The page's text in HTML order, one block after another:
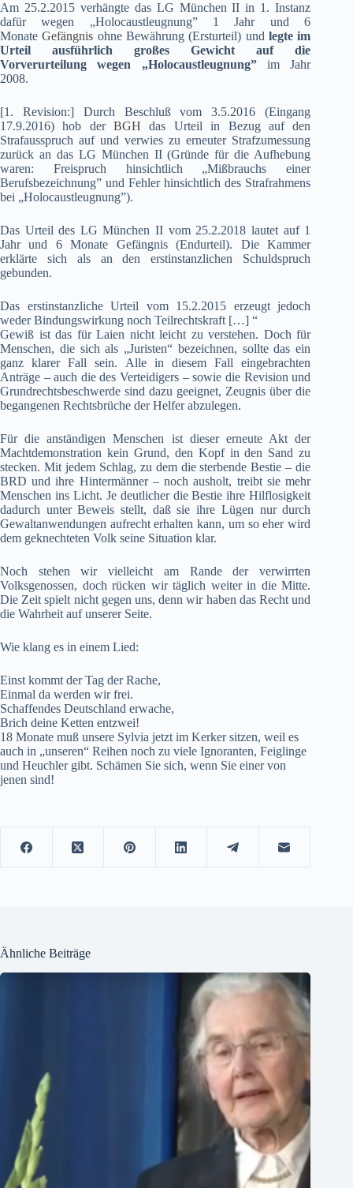
Am 25.2.2015 verhängte das LG München II in 1. Instanz
dafür wegen „Holocaustleugnung” 1 Jahr und 6
MonateGefängnis ohne Bewährung (Ersturteil) und legteim
Urteil ausführlich
großes Gewicht auf die
Vorverurteilung
wegen „Holocaustleugnung”im Jahr
2008.
[1. Revision:] Durch Beschluß vom 3.5.2016 (Eingang
17.9.2016) hob derBGH das Urteil in Bezug auf den
Strafausspruch auf und verwies zu erneuter Strafzumessung
zurück an das LG München II (Gründe für die Aufhebung
waren: Freispruch hinsichtlich „Mißbrauchs einer
Berufsbezeichnung” und Fehler hinsichtlich des Strafrahmens
bei „Holocaustleugnung”).
Das Urteil des LG München II vom 25.2.2018 lautet auf 1
Jahr und 6 Monate Gefängnis (Endurteil). Die Kammer
erklärte sich als an den erstinstanzlichen Schuldspruch
gebunden.
Das erstinstanzliche Urteil vom 15.2.2015 erzeugt jedoch
weder Bindungswirkung noch Teilrechtskraft […] “
Gewiß ist das für Laien nicht leicht zu verstehen. Doch für
Menschen, die sich als „Juristen“ bezeichnen, sollte das ein
ganz klarer Fall sein. Alle in diesem Fall eingebrachten
Anträge – auch die des Verteidigers – sowie die Revision und
Grundrechtsbeschwerde sind dazu geeignet, Zeugnis über die
begangenen Rechtsbrüche der Helfer abzulegen.
Für die anständigen Menschen ist dieser erneute Akt der
Machtdemonstration kein Grund, den Kopf in den Sand zu
stecken. Mit jedem Schlag, zu dem die sterbende Bestie – die
BRD und ihre Hintermänner – noch ausholt, treibt sie mehr
Menschen ins Licht. Je deutlicher die Bestie ihre Hilflosigkeit
dadurch unter Beweis stellt, daß sie ihre Lügen nur durch
Gewaltanwendungen aufrecht erhalten kann, um so eher wird
dem geknechteten Volk seine Situation klar.
Noch stehen wir vielleicht am Rande der verwirrten
Volksgenossen, doch rücken wir täglich weiter in die Mitte.
Die Zeit spielt nicht gegen uns, denn wir haben das Recht und
die Wahrheit auf unserer Seite.
Wie klang es in einem Lied:
Einst kommt der Tag der Rache,
Einmal da werden wir frei.
Schaffendes Deutschland erwache,
Brich deine Ketten entzwei!
18 Monate muß unsere Sylvia jetzt im Kerker sitzen, weil es
auch in „unseren“ Reihen noch zu viele Ignoranten, Feiglinge
und Heuchler gibt. Schämen Sie sich, wenn Sie einer von
jenen sind!
Ähnliche Beiträge